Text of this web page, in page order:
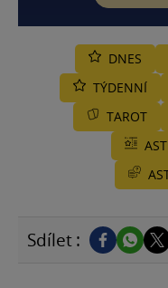
DNES
TÝDENNÍ
TAROT
Sdílet :